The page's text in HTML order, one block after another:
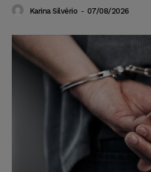
Karina Silvério - 07/08/2026